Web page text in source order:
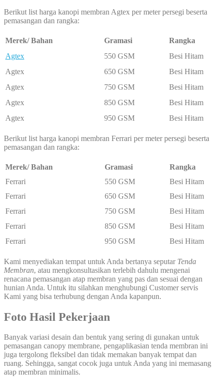
Berikut list harga kanopi membran Agtex per meter persegi beserta
pemasangan dan rangka:
Merek/ Bahan Gramasi
Rangka
Agtex
550 GSM
Besi Hitam
Agtex
650 GSM
Besi Hitam
Agtex
750 GSM
Besi Hitam
Agtex
850 GSM
Besi Hitam
Agtex
950 GSM Besi Hitam
Berikut list harga kanopi membran Ferrari per meter persegi beserta
pemasangan dan rangka:
Merek/ Bahan Gramasi
Rangka
Ferrari
550 GSM
Besi Hitam
Ferrari
650 GSM
Besi Hitam
Ferrari
750 GSM
Besi Hitam
Ferrari
850 GSM
Besi Hitam
Ferrari
950 GSM Besi Hitam
Kami menyediakan tempat untuk Anda bertanya seputar Tenda
Membran, atau mengkonsultasikan terlebih dahulu mengenai
renacana pemasangan atap membran yang pas dan sesuai dengan
hunian Anda. Untuk itu silahkan menghubungi Customer servis
Kami yang bisa terhubung dengan Anda kapanpun.
Foto Hasil Pekerjaan
Banyak variasi desain dan bentuk yang sering di gunakan untuk
pemasangan canopy membrane, pengaplikasian tenda membran ini
juga tergolong fleksibel dan tidak memakan banyak tempat dan
ruang. Sehingga, sangat cocok juga untuk Anda yang ini memasang
atap membran minimalis.